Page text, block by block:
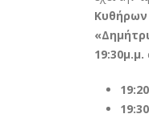
Κυθήρων
19:30μ.μ.